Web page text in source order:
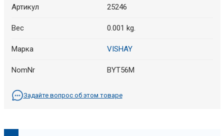
Артикул 25246
Вес 0.001 kg.
Марка VISHAY
NomNr BYT56M
Задайте вопрос об этом товаре